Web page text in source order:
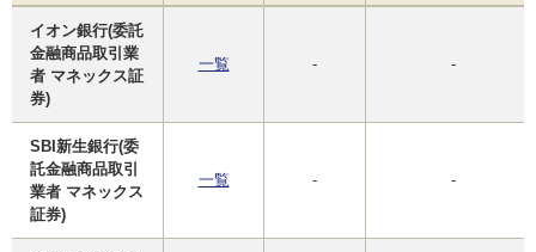
イオン銀行(委託
金融商品取引業
者 マネックス証
券)
一覧 - -
SBI新生銀行(委
託金融商品取引
業者 マネックス
証券)
一覧 - -